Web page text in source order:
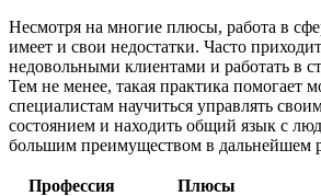
Несмотря на многие плюсы, работа в
имеет и свои недостатки. Часто
недовольными клиентами и работать в
Тем не менее, такая практика помогает
специалистам научиться управлять
состоянием и находить общий язык с
большим преимуществом в дальнейшем
Профессия Плюсы